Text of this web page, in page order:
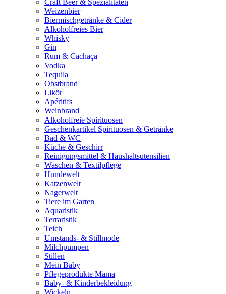
Craft Beer & Spezialitäten
Weizenbier
Biermischgetränke & Cider
Alkoholfreies Bier
Whisky
Gin
Rum & Cachaça
Vodka
Tequila
Obstbrand
Likör
Apéritifs
Weinbrand
Alkoholfreie Spirituosen
Geschenkartikel Spirituosen & Getränke
Bad & WC
Küche & Geschirr
Reinigungsmittel & Haushaltsutensilien
Waschen & Textilpflege
Hundewelt
Katzenwelt
Nagerwelt
Tiere im Garten
Aquaristik
Terraristik
Teich
Umstands- & Stillmode
Milchpumpen
Stillen
Mein Baby
Pflegeprodukte Mama
Baby- & Kinderbekleidung
Wickeln